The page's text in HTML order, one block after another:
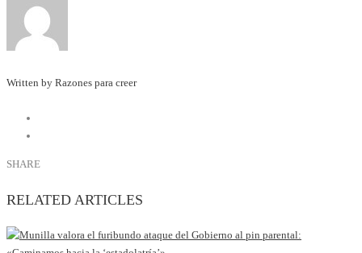
Written by Razones para creer
SHARE
RELATED ARTICLES